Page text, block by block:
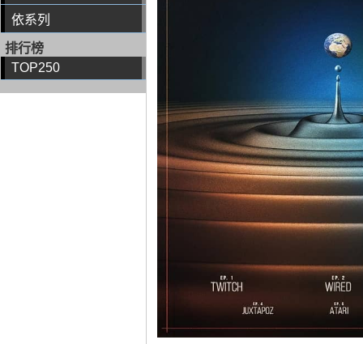
依系列
排行榜
TOP250